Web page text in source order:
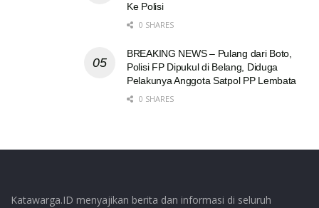
Ke Polisi
0 SHARES
BREAKING NEWS – Pulang dari Boto,
Polisi FP Dipukul di Belang, Diduga
Pelakunya Anggota Satpol PP Lembata
0 SHARES
Katawarga.ID menyajikan berita dan informasi di seluruh